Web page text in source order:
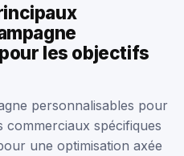
les objectifs
personnalisables pour
commerciaux spécifiques
une optimisation axée